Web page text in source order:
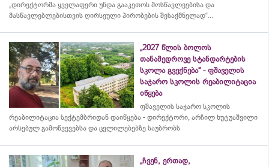
„დირექტორმა ყველაფერი უნდა გააკეთოს მოსწავლეებისა და
მასწავლებლებისთვის ღირსეული პირობების შესაქმნელად“...
„2027 წლის ბოლოს
თანამედროვე სტანდარტების
სკოლა გვექნება“ - ფშაველის
საჯარო სკოლის რეაბილიტაცია
იწყება
ფშაველის საჯარო სკოლის
რეაბილიტაცია სექტემბრიდან დაიწყება - დირექტორი, არჩილ ხუტუაშვილი
არსებულ გამოწვევებსა და ცვლილებებზე საუბრობს
„ჩვენ, ერთად,